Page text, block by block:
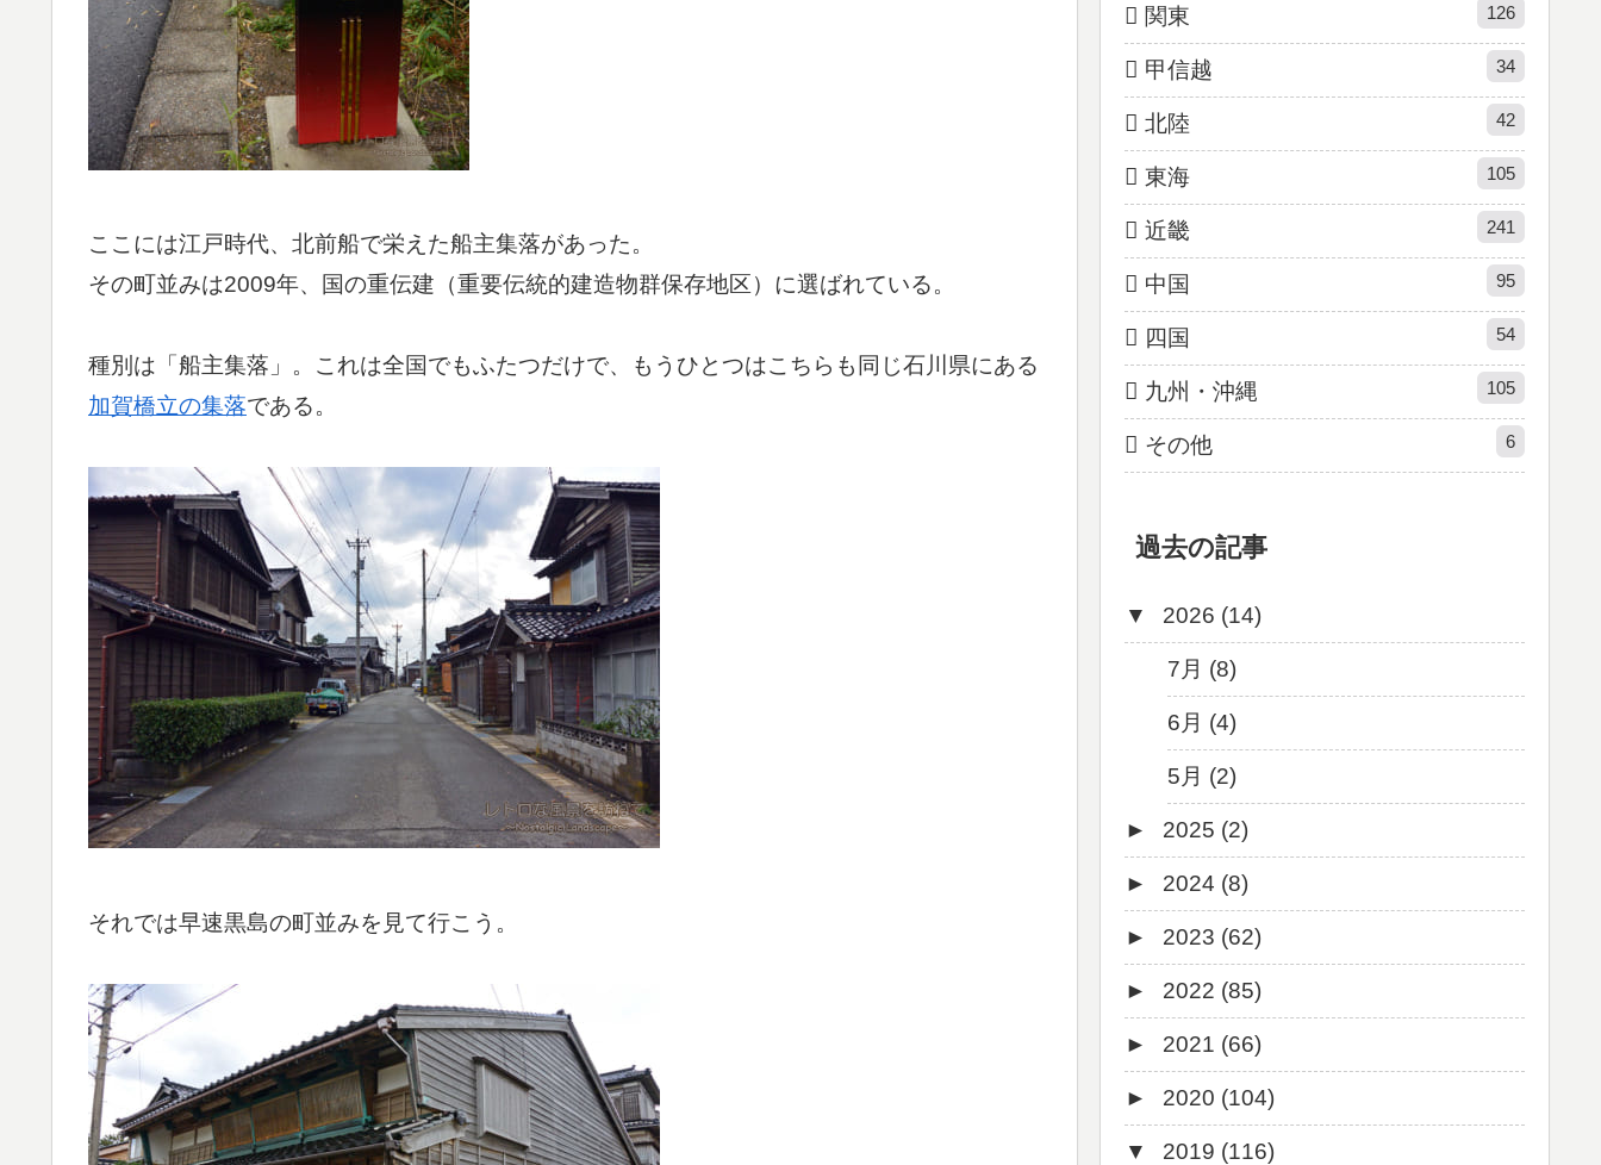
ここには江戸時代、北前船で栄えた船主集落があった。
その町並みは2009年、国の重伝建（重要伝統的建造物群保存地区）に選ばれている。
種別は「船主集落」。これは全国でもふたつだけで、もうひとつはこちらも同じ石川県にある
加賀橋立の集落である。
それでは早速黒島の町並みを見て行こう。
関東 126
甲信越 34
北陸 42
東海 105
近畿 241
中国 95
四国 54
九州・沖縄 105
その他 6
過去の記事
▼ 2026 (14)
7月 (8)
6月 (4)
5月 (2)
► 2025 (2)
12月 (1)
6月 (1)
► 2024 (8)
8月 (1)
7月 (1)
5月 (2)
4月 (3)
3月 (1)
► 2023 (62)
9月 (1)
8月 (1)
7月 (8)
6月 (5)
► 2022 (85)
12月 (3)
10月 (1)
9月 (4)
► 2021 (66)
12月 (4)
11月 (8)
► 2020 (104)
12月 (7)
▼ 2019 (116)